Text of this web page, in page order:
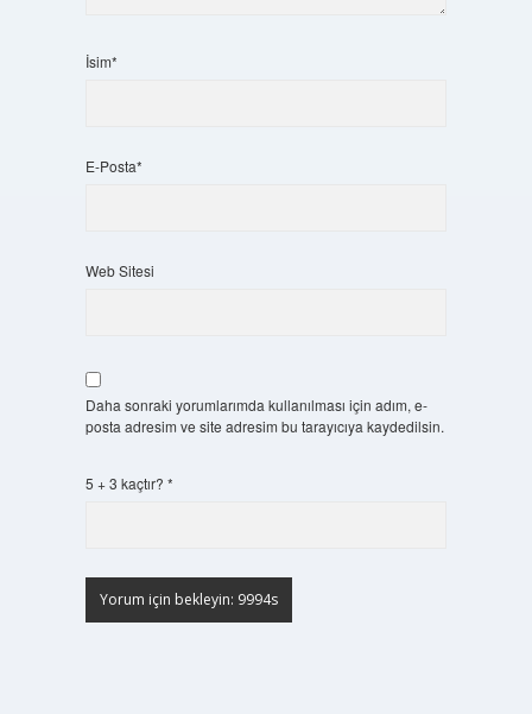
İsim*
E-Posta*
Web Sitesi
Daha sonraki yorumlarımda kullanılması için adım, e-
posta adresim ve site adresim bu tarayıcıya kaydedilsin.
5 + 3 kaçtır? *